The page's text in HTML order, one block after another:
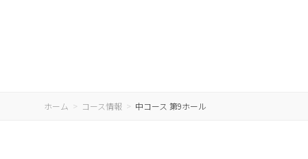
ホーム コース情報 中コース 第9ホール